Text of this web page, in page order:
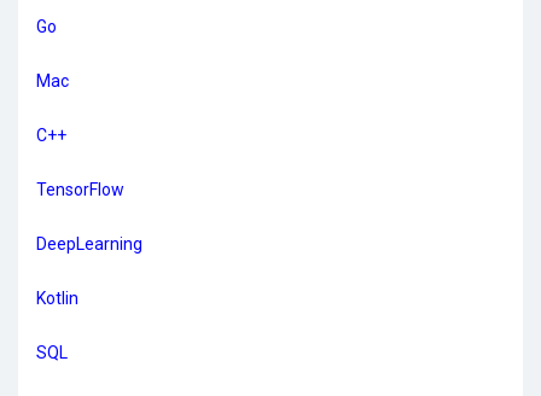
Go
Mac
C++
TensorFlow
DeepLearning
Kotlin
SQL